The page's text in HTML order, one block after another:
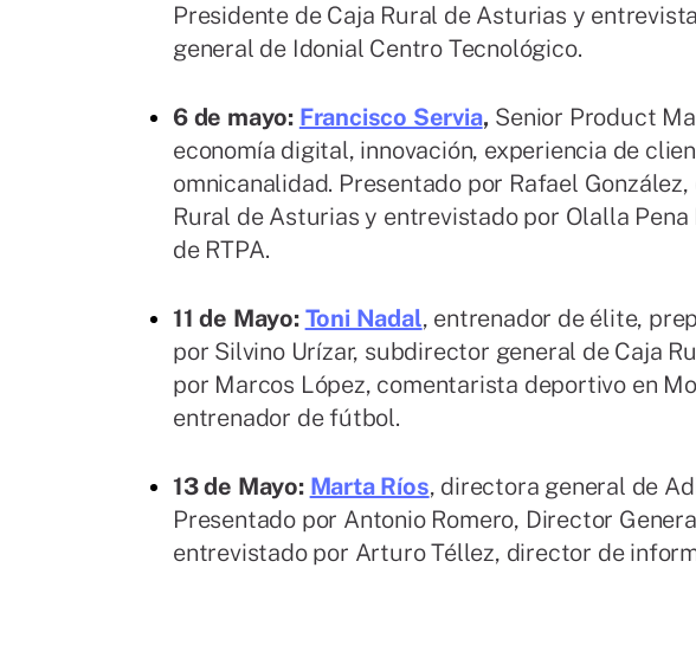
Presidente de Caja Rural de Asturias y e
general de Idonial Centro Tecnológico.
6 de mayo: Francisco Servia, Senior Product
economía digital, innovación, experiencia de
omnicanalidad. Presentado por Rafael
Rural de Asturias y entrevistado por Olalla
de RTPA.
11 de Mayo: Toni Nadal, entrenador de élite,
por Silvino Urízar, subdirector general de Caja
por Marcos López, comentarista deportivo en
entrenador de fútbol.
13 de Mayo: Marta Ríos, directora general de
Presentado por Antonio Romero, Director
entrevistado por Arturo Téllez, director de